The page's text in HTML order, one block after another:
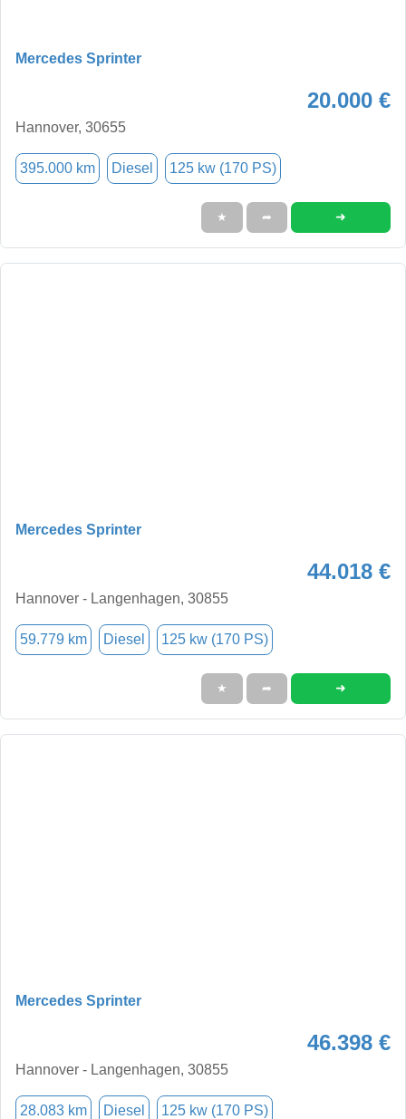
Mercedes Sprinter
20.000 €
Hannover, 30655
395.000 km Diesel 125 kw (170 PS)
★ ➦ ➜
Mercedes Sprinter
44.018 €
Hannover - Langenhagen, 30855
59.779 km Diesel 125 kw (170 PS)
★ ➦ ➜
Mercedes Sprinter
46.398 €
Hannover - Langenhagen, 30855
28.083 km Diesel 125 kw (170 PS)